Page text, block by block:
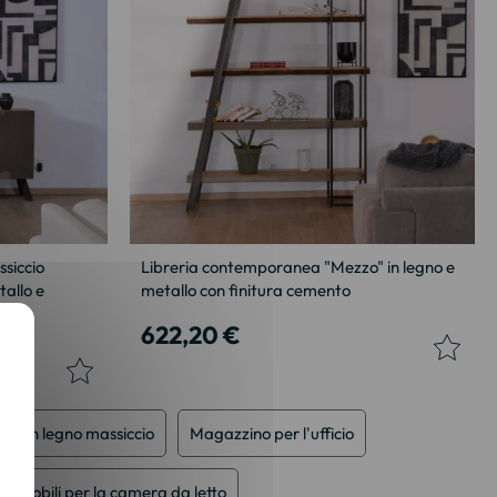
e
Libreria contemporanea "Mezzo" in legno e
metallo con finitura cemento
622,20 €
in legno massiccio Magazzino per l'ufficio
Mobili per la camera da letto